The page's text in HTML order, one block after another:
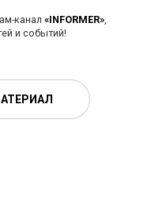
канал «INFORMER»,
и событий!